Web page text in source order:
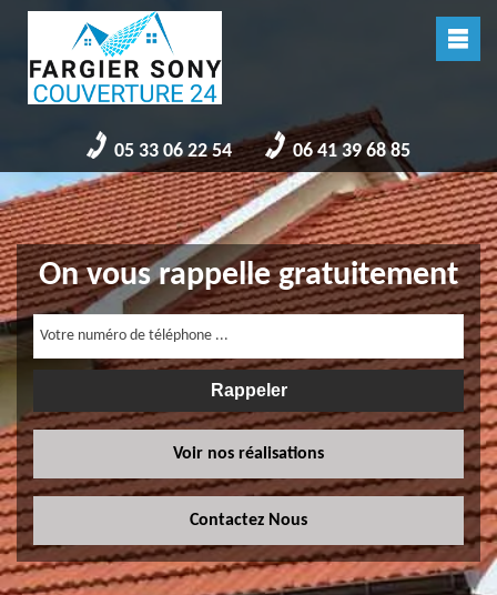
05 33 06 22 54 06 41 39 68 85
On vous rappelle gratuitement
Voir nos réalisations
Contactez Nous